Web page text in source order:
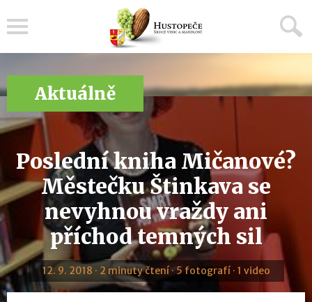
Aktuálně
Poslední kniha Mičanové?
Městečku Štinkava se
nevyhnou vraždy ani
příchod temných sil
12. 9. 2018 · 2 minuty čtení · 5 fotografí · 1 video